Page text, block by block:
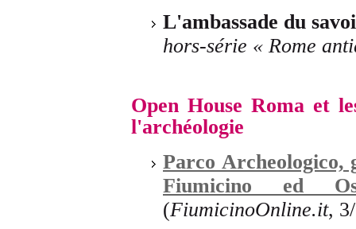
L'ambassade du
hors-série « Rome
Open House Roma et
l'archéologie
Parco
Fiumicino ed
(FiumicinoOnline.it,